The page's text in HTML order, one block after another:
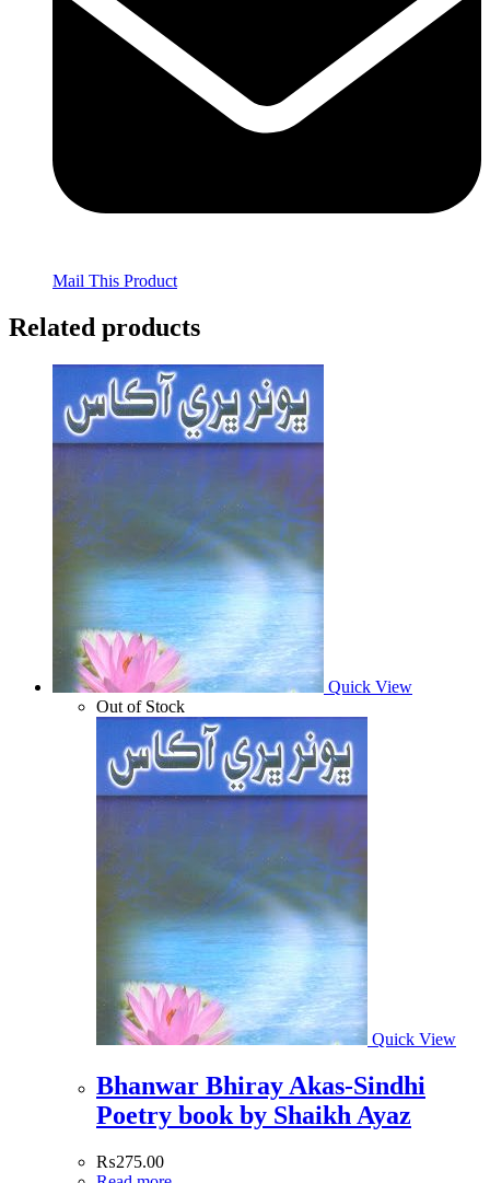
Mail This Product
Related products
Quick View
Out of Stock
Quick View
Bhanwar Bhiray Akas-Sindhi
Poetry book by Shaikh Ayaz
₨275.00